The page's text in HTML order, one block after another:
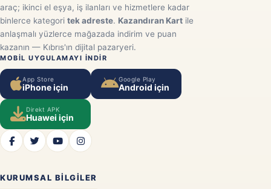
araç; ikinci el eşya, iş ilanları ve hizmetlere kadar
binlerce kategori tek adreste. Kazandıran Kart ile
anlaşmalı yüzlerce mağazada indirim ve puan
kazanın — Kıbrıs'ın dijital pazaryeri.
MOBIL UYGULAMAYI INDIR
App Store
iPhone için
Google Play
Android için
Direkt APK
Huawei için
KURUMSAL BILGILER